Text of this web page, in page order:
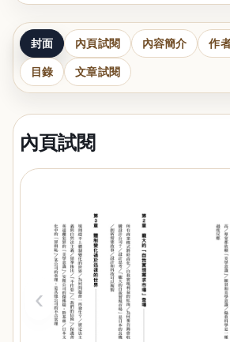
封面 內頁試閱 內容簡介 作
目錄 文章試閱
內頁試閱
‹